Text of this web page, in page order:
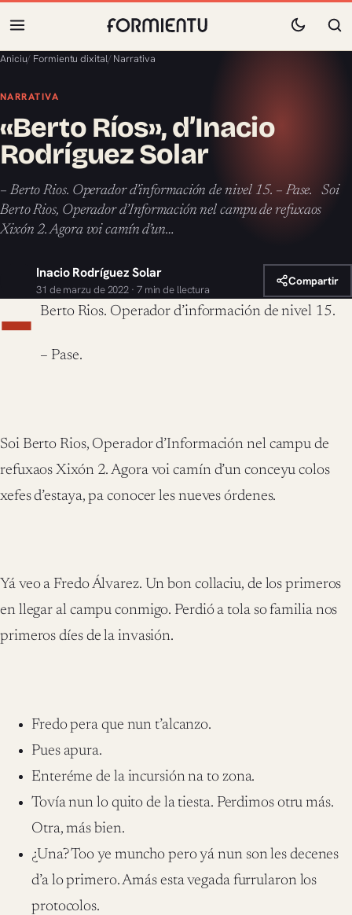
Aniciu/ Formientu dixital/ Narrativa
NARRATIVA
«Berto Ríos», d’Inacio
Rodríguez Solar
– Berto Rios. Operador d’información de nivel 15. – Pase. Soi
Berto Rios, Operador d’Información nel campu de refuxaos
Xixón 2. Agora voi camín d’un…
Inacio Rodríguez Solar
31 de marzu de 2022 · 7 min de llectura
Compartir
– Berto Rios. Operador d’información de nivel 15.
– Pase.
Soi Berto Rios, Operador d’Información nel campu de
refuxaos Xixón 2. Agora voi camín d’un conceyu colos
xefes d’estaya, pa conocer les nueves órdenes.
Yá veo a Fredo Álvarez. Un bon collaciu, de los primeros
en llegar al campu conmigo. Perdió a tola so familia nos
primeros díes de la invasión.
Fredo pera que nun t’alcanzo.
Pues apura.
Enteréme de la incursión na to zona.
Tovía nun lo quito de la tiesta. Perdimos otru más.
Otra, más bien.
¿Una? Too ye muncho pero yá nun son les decenes
d’a lo primero. Amás esta vegada furrularon los
protocolos.